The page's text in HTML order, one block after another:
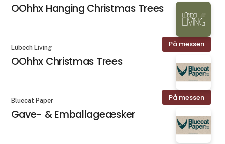
OOhhx Hanging Christmas Trees
På messen
Lübech Living
OOhhx Christmas Trees
På messen
Bluecat Paper
Gave- & Emballageæsker